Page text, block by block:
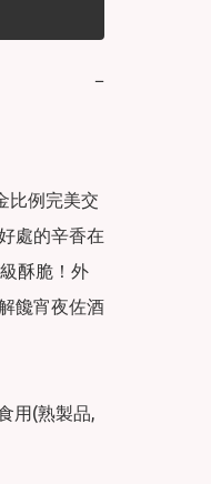
−
比例完美交
處的辛香在
酥脆！外
饞宵夜佐酒
用(熟製品,